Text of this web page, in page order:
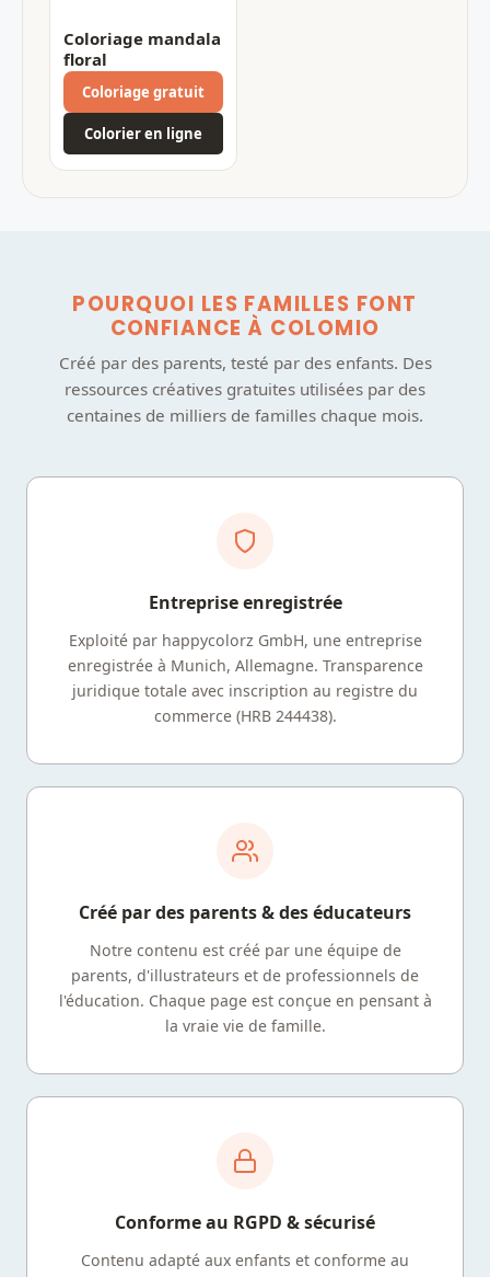
Coloriage mandala
floral
Coloriage gratuit
Colorier en ligne
POURQUOI LES FAMILLES FONT
CONFIANCE À COLOMIO
Créé par des parents, testé par des enfants. Des
ressources créatives gratuites utilisées par des
centaines de milliers de familles chaque mois.
Entreprise enregistrée
Exploité par happycolorz GmbH, une entreprise
enregistrée à Munich, Allemagne. Transparence
juridique totale avec inscription au registre du
commerce (HRB 244438).
Créé par des parents & des éducateurs
Notre contenu est créé par une équipe de
parents, d'illustrateurs et de professionnels de
l'éducation. Chaque page est conçue en pensant à
la vraie vie de famille.
Conforme au RGPD & sécurisé
Contenu adapté aux enfants et conforme au